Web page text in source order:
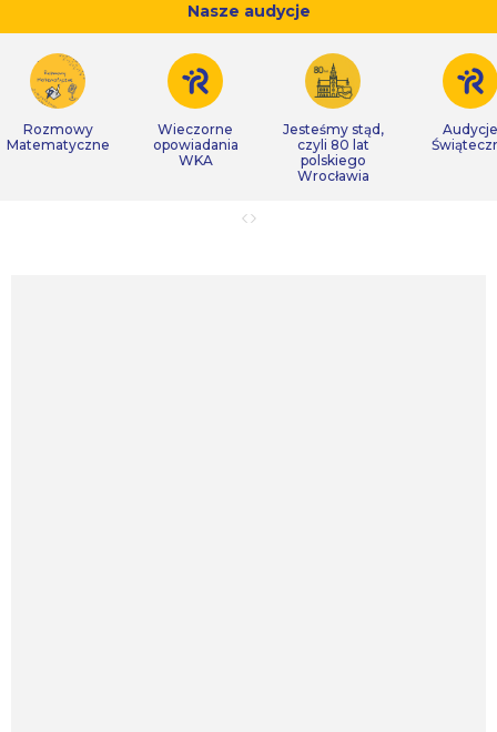
Nasze audycje
Rozmowy
Matematyczne
Wieczorne
opowiadania
WKA
Jesteśmy stąd,
czyli 80 lat
polskiego
Wrocławia
Audycje